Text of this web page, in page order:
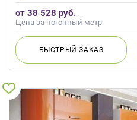
от 38 528 руб.
Цена за погонный метр
БЫСТРЫЙЗАКАЗ